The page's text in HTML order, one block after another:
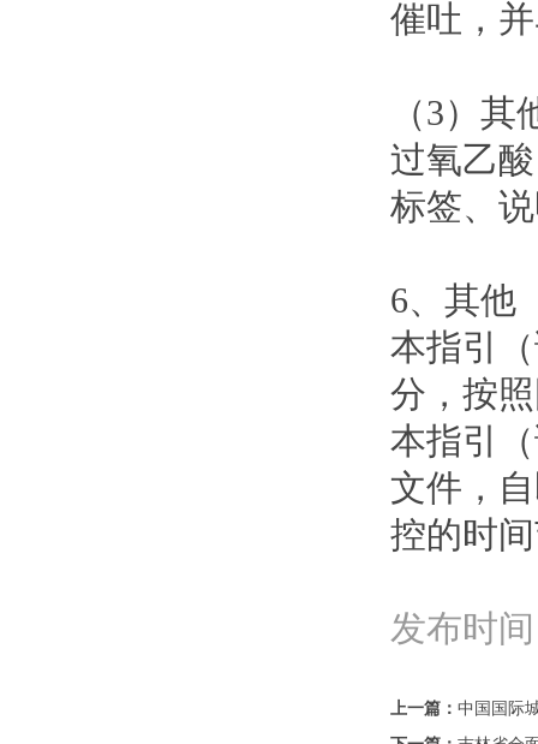
催吐，
（3）其
过氧乙
标签、
6、其他
本指引
分，按
本指引
文件，
控的时
发布时
上一篇： 中国国际